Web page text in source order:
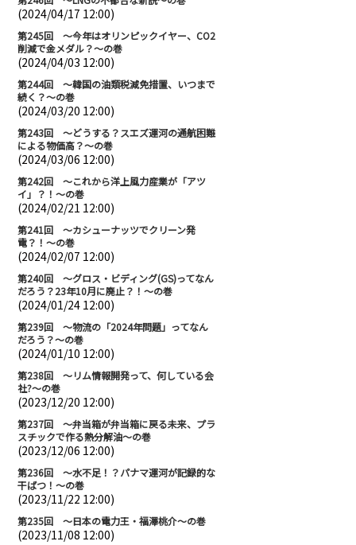
(2024/04/17 12:00)
第245回 ～今年はオリンピックイヤー、CO2
削減で金メダル？～の巻
(2024/04/03 12:00)
第244回 ～韓国の油類税減免措置、いつまで
続く？～の巻
(2024/03/20 12:00)
第243回 ～どうする？スエズ運河の通航困難
による物価高？～の巻
(2024/03/06 12:00)
第242回 ～これから洋上風力産業が「アツ
イ」？！～の巻
(2024/02/21 12:00)
第241回 ～カシューナッツでクリーン発
電？！～の巻
(2024/02/07 12:00)
第240回 ～グロス・ビディング(GS)ってなん
だろう？23年10月に廃止？！～の巻
(2024/01/24 12:00)
第239回 ～物流の「2024年問題」ってなん
だろう？～の巻
(2024/01/10 12:00)
第238回 ～リム情報開発って、何している会
社?～の巻
(2023/12/20 12:00)
第237回 ～弁当箱が弁当箱に戻る未来、プラ
スチックで作る熱分解油～の巻
(2023/12/06 12:00)
第236回 ～水不足！？パナマ運河が記録的な
干ばつ！～の巻
(2023/11/22 12:00)
第235回 ～日本の電力王・福澤桃介～の巻
(2023/11/08 12:00)